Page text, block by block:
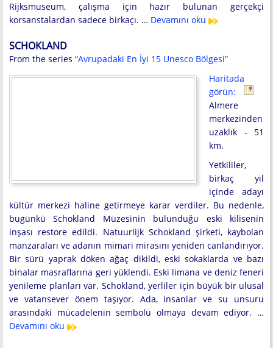
Rijksmuseum, çalışma için hazır bulunan gerçekçi
korsanstalardan sadece birkaçı. … Devamını oku
SCHOKLAND
From the series “Avrupadaki En İyi 15 Unesco Bölgesi”
Haritada
görün:
Almere
merkezinden
uzaklık - 51
km.
Yetkililer,
birkaç yıl
içinde adayı
kültür merkezi haline getirmeye karar verdiler. Bu nedenle,
bugünkü Schokland Müzesinin bulunduğu eski kilisenin
inşası restore edildi. Natuurlijk Schokland şirketi, kaybolan
manzaraları ve adanın mimari mirasını yeniden canlandırıyor.
Bir sürü yaprak döken ağaç dikildi, eski sokaklarda ve bazı
binalar masraflarına geri yüklendi. Eski limana ve deniz feneri
yenileme planları var. Schokland, yerliler için büyük bir ulusal
ve vatansever önem taşıyor. Ada, insanlar ve su unsuru
arasındaki mücadelenin sembolü olmaya devam ediyor. …
Devamını oku